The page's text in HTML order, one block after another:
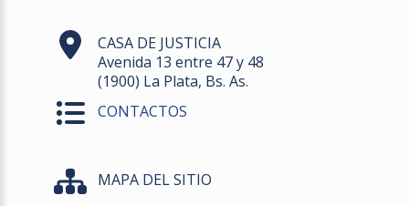
CASA DE JUSTICIA
Avenida 13 entre 47 y 48
(1900) La Plata, Bs. As.
CONTACTOS
MAPA DEL SITIO